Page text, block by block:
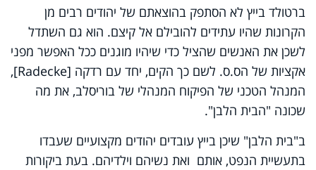
ברטולד בייץ לא הסתפק בהוצאתם של יהודים רבים מן
הקרונות שהיו עתידים להובילם אל קיצם. הוא גם השתדל
לשכן את האנשים שהציל כדי שיהיו מוגנים ככל האפשר מפני
אקציות של הס.ס. לשם כך הקים, יחד עם רדקה [Radecke
],
המנהל הטכני של הפיקוח המנהלי של בוריסלב, את מה
שכונה "הבית הלבן".
ב"בית הלבן" שיכן בייץ עובדים יהודים מקצועיים שעבדו
בתעשיית הנפט, אותם ואת נשיהם וילדיהם. בעת ביקורות